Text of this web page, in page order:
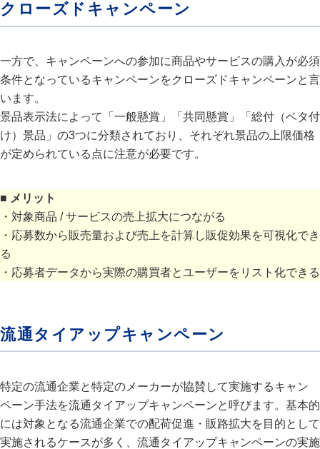
クローズドキャンペーン
一方で、キャンペーンへの参加に商品やサービスの購入が必須
条件となっているキャンペーンをクローズドキャンペーンと言
います。
景品表示法によって「一般懸賞」「共同懸賞」「総付（ベタ付
け）景品」の3つに分類されており、それぞれ景品の上限価格
が定められている点に注意が必要です。
■ メリット
・対象商品 / サービスの売上拡大につながる
・応募数から販売量および売上を計算し販促効果を可視化でき
る
・応募者データから実際の購買者とユーザーをリスト化できる
流通タイアップキャンペーン
特定の流通企業と特定のメーカーが協賛して実施するキャン
ペーン手法を流通タイアップキャンペーンと呼びます。基本的
には対象となる流通企業での配荷促進・販路拡大を目的として
実施されるケースが多く、流通タイアップキャンペーンの実施